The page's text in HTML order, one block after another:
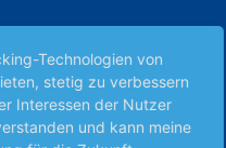
Technologien von
stetig zu verbessern
Interessen der Nutzer
und kann meine